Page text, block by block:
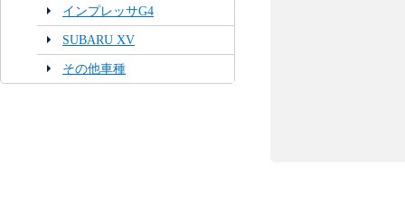
インプレッサG4
SUBARU XV
その他車種